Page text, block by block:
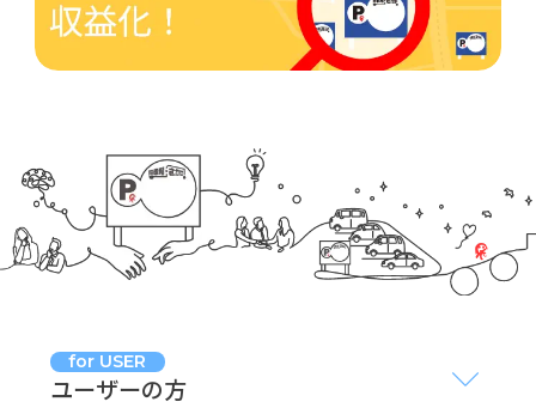
for USER
ユーザーの方